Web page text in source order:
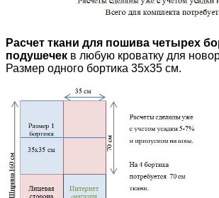
Расчет ткани для пошива четырех
подушечек в любую кроватку для
Размер одного бортика 35х35 см.